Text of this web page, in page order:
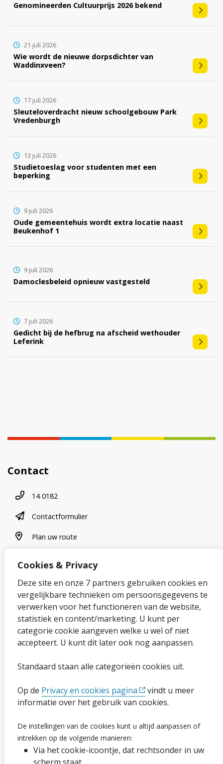
Cookies & Privacy
Deze site en onze 7 partners gebruiken cookies en
vergelijkbare technieken om persoonsgegevens te
verwerken voor het functioneren van de website,
statistiek en content/marketing. U kunt per
categorie cookie aangeven welke u wel of niet
accepteert. U kunt dit later ook nog aanpassen.
Standaard staan alle categorieën cookies uit.
Op de Privacy en cookies pagina
vindt u meer
informatie over het gebruik van cookies.
De instellingen van de cookies kunt u altijd aanpassen of
intrekken op de volgende manieren:
Via het cookie-icoontje, dat rechtsonder in uw
Genomineerden Cultuurprijs 2026 bekend
Wie wordt de nieuwe dorpsdichter van
Waddinxveen?
21 juli 2026
Sleuteloverdracht nieuw schoolgebouw Park
Vredenburgh
17 juli 2026
Studietoeslag voor studenten met een
beperking
13 juli 2026
Oude gemeentehuis wordt extra locatie naast
Beukenhof 1
9 juli 2026
Damoclesbeleid opnieuw vastgesteld
9 juli 2026
Gedicht bij de hefbrug na afscheid wethouder
Leferink
7 juli 2026
Contact
Telefoonnummer
14 0182
contactformulier
Contactformulier
plan uw route
Plan uw route
Over onze website
Sitemap
Privacybeleid en cookies
Cookies wijzigen
Ga naar de pagina
Proclaimer en copyright
Webarchief